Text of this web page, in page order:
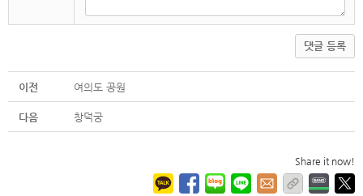
댓글 등록
이전 여의도 공원
다음 창덕궁
Share it now!